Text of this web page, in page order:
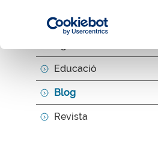
Educació
Blog
Revista